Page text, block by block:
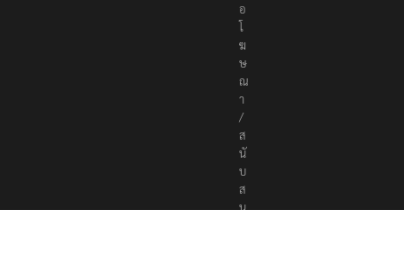
โ
ฆ
ษ
ณ
า
/
ส
นั
บ
ส
นุ
น